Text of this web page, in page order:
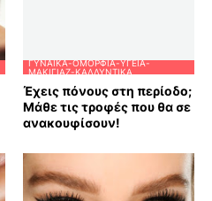
ΓΥΝΑΊΚΑ-ΟΜΟΡΦΙΆ-ΥΓΕΊΑ-
ΜΑΚΙΓΙΆΖ-ΚΑΛΛΥΝΤΙΚΆ
Έχεις πόνους στη περίοδο;
Μάθε τις τροφές που θα σε
ανακουφίσουν!